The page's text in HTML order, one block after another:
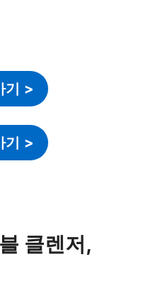
기 >
기 >
클렌저,